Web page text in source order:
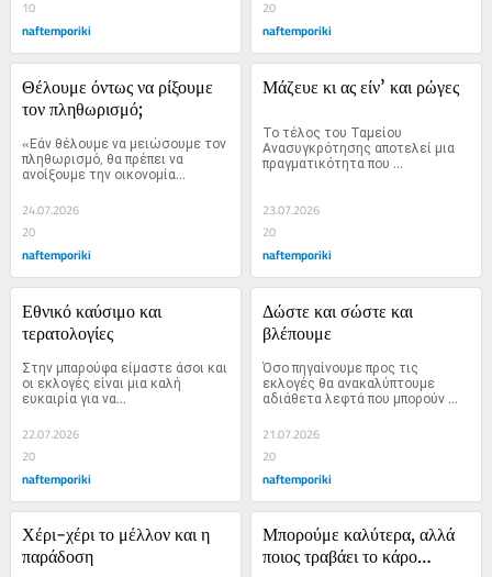
10
naftemporiki
20
naftemporiki
Θέλουμε όντως να ρίξουμε
τον πληθωρισμό;
«Εάν θέλουμε να μειώσουμε τον
πληθωρισμό, θα πρέπει να
ανοίξουμε την οικονομία...
24.07.2026
20
naftemporiki
Μάζευε κι ας είν’ και ρώγες
Το τέλος του Ταμείου
Ανασυγκρότησης αποτελεί μια
πραγματικότητα που
δημιουργεί...
23.07.2026
20
naftemporiki
Εθνικό καύσιμο και
τερατολογίες
Στην μπαρούφα είμαστε άσοι και
οι εκλογές είναι μια καλή
ευκαιρία για να...
22.07.2026
20
naftemporiki
Δώστε και σώστε και
βλέπουμε
Όσο πηγαίνουμε προς τις
εκλογές θα ανακαλύπτουμε
αδιάθετα λεφτά που μπορούν
21.07.2026
20
naftemporiki
Χέρι-χέρι το μέλλον και η
παράδοση
Μπορούμε καλύτερα, αλλά
ποιος τραβάει το κάρο…